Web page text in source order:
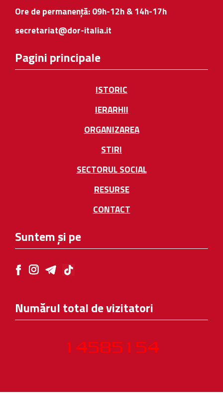
Ore de permanență: 09h-12h & 14h-17h
secretariat@dor-italia.it
Pagini principale
ISTORIC
IERARHII
ORGANIZAREA
STIRI
SECTORUL SOCIAL
RESURSE
CONTACT
Suntem și pe
Numărul total de vizitatori